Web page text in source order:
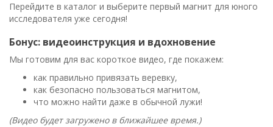
Перейдите в каталог и выберите первый магнит для юного
исследователя уже сегодня!
Бонус: видеоинструкция и вдохновение
Мы готовим для вас короткое видео, где покажем:
как правильно привязать веревку,
как безопасно пользоваться магнитом,
что можно найти даже в обычной лужи!
(Видео будет загружено в ближайшее время.)